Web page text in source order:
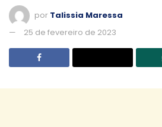
por Talissia Maressa
25 de fevereiro de 2023